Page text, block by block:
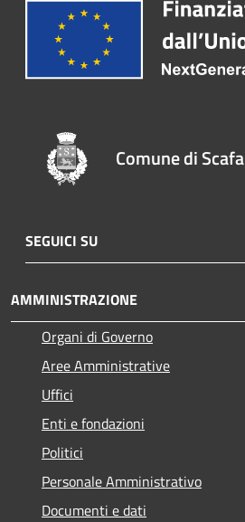
Comune di Scafa
SEGUICI SU
AMMINISTRAZIONE
Organi di Governo
Aree Amministrative
Uffici
Enti e fondazioni
Politici
Personale Amministrativo
Documenti e dati